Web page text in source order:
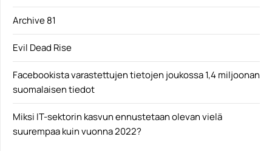
Archive 81
Evil Dead Rise
Facebookista varastettujen tietojen joukossa 1,4 miljoonan
suomalaisen tiedot
Miksi IT-sektorin kasvun ennustetaan olevan vielä
suurempaa kuin vuonna 2022?